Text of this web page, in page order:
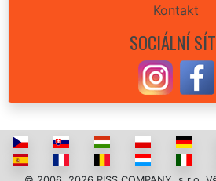
Kontakt
SOCIÁLNÍ